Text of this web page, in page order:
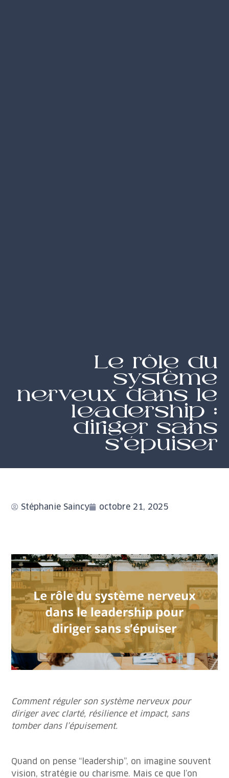
Le rôle du
système
nerveux dans le
leadership :
diriger sans
s’épuiser
Stéphanie Saincy octobre 21, 2025
Comment réguler son système nerveux pour
diriger avec clarté, résilience et impact, sans
tomber dans l’épuisement.
Quand on pense “leadership”, on imagine souvent
vision, stratégie ou charisme. Mais ce que l’on